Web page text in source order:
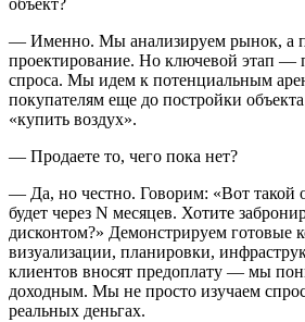
объект?
— Именно. Мы анализируем рынок, а
проектирование. Но ключевой этап —
спроса. Мы идем к потенциальным
покупателям еще до постройки
«купить воздух».
— Продаете то, чего пока нет?
— Да, но честно. Говорим: «Вот такой
будет через N месяцев. Хотите
дисконтом?» Демонстрируем
визуализации, планировки,
клиентов вносят предоплату — мы
доходным. Мы не просто изучаем
реальных деньгах.